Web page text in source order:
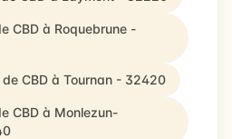
CBD à Roquebrune -
CBD à Tournan - 32420
CBD à Monlezun-